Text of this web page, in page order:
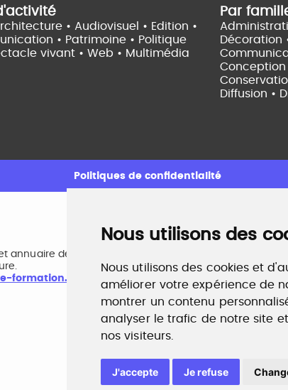
Nous utilisons des
Nous utilisons des cookies et
améliorer votre expérience de
montrer un contenu
analyser le trafic de notre site
nos visiteurs.
J'accepte Je refuse
• Audiovisuel • Edition •
• Patrimoine • Politique
vivant • Web • Multimédia
Par
Décoration
Conception
Diffusion •
Politiques de confidentialité
annuaire des formations aux
formation.com
recherche